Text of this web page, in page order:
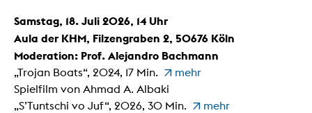
Samstag, 18. Juli 2026, 14 Uhr
Aula der KHM, Filzengraben 2, 50676 Köln
Moderation: Prof. Alejandro Bachmann
„Trojan Boats“, 2024, 17 Min.
mehr
Spielfilm von Ahmad A. Albaki
„S’Tuntschi vo Juf“, 2026, 30 Min.
mehr